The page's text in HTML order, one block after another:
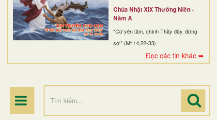
Chúa Nhật XIX Thường Niên -
Năm A
“Cứ yên tâm, chính Thầy đây, đừng
sợ!” (Mt 14,22-33)
Đọc các tin khác ➥
BAN MỤC VỤ
ĐOÀN THỂ CG
ĐIỂM HÀNH HƯƠNG